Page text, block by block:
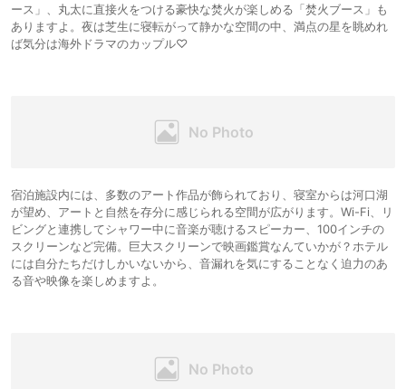
ース」、丸太に直接火をつける豪快な焚火が楽しめる「焚火ブース」も
ありますよ。夜は芝生に寝転がって静かな空間の中、満点の星を眺めれ
ば気分は海外ドラマのカップル♡
宿泊施設内には、多数のアート作品が飾られており、寝室からは河口湖
が望め、アートと自然を存分に感じられる空間が広がります。Wi-Fi、リ
ビングと連携してシャワー中に音楽が聴けるスピーカー、100インチの
スクリーンなど完備。巨大スクリーンで映画鑑賞なんていかが？ホテル
には自分たちだけしかいないから、音漏れを気にすることなく迫力のあ
る音や映像を楽しめますよ。